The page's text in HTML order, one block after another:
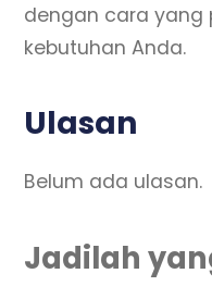
dengan cara yang
kebutuhan Anda.
Ulasan
Belum ada ulasan.
Jadilah